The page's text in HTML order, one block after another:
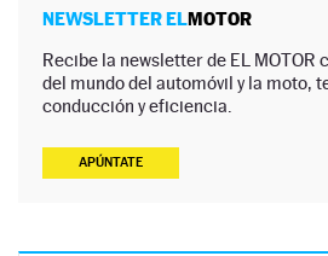
NEWSLETTER ELMOTOR
Recibe la newsletter de EL MOTOR
del mundo del automóvil y la moto,
conducción y eficiencia.
APÚNTATE